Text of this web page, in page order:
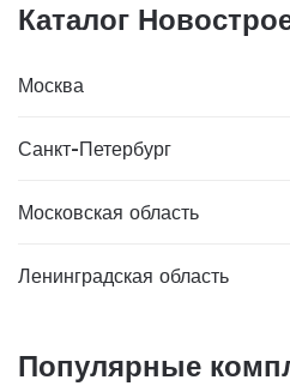
Каталог
Москва
Санкт-Петербург
Московская область
Ленинградская область
Популярные